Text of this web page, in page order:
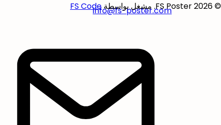
© FS Poster 2026. مشغل بواسطة FS Codeinfo@fs-poster.com